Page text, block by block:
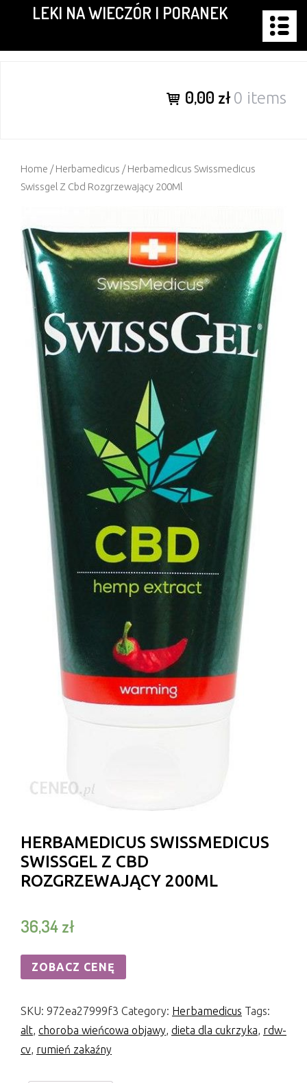
content
LEKI NA WIECZÓR I PORANEK
0,00 zł0 items
Home /Herbamedicus / Herbamedicus Swissmedicus
Swissgel Z Cbd Rozgrzewający 200Ml
HERBAMEDICUS SWISSMEDICUS
SWISSGEL Z CBD
ROZGRZEWAJĄCY 200ML
36,34zł
ZOBACZ CENĘ
SKU: 972ea27999f3 Category: Herbamedicus Tags:
alt, choroba wieńcowa objawy, dieta dla cukrzyka, rdw-
cv, rumień zakaźny